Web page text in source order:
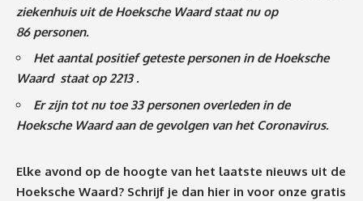
ziekenhuis uit de Hoeksche Waard staat nu op
86 personen.
Het aantal positief geteste personen in de Hoeksche
Waard staat op 2213 .
Er zijn tot nu toe 33 personen overleden in de
Hoeksche Waard aan de gevolgen van het Coronavirus.
Elke avond op de hoogte van het laatste nieuws uit de
Hoeksche Waard? Schrijf je dan hier in voor onze gratis